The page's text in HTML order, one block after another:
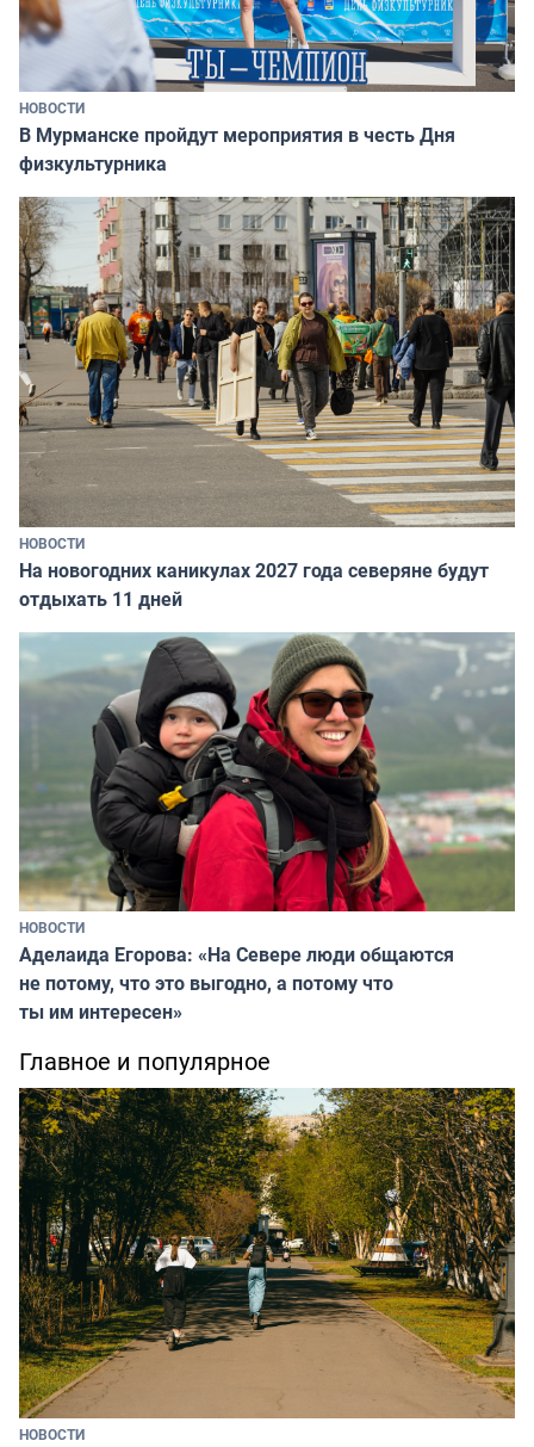
НОВОСТИ
В Мурманске пройдут мероприятия в честь Дня
физкультурника
НОВОСТИ
На новогодних каникулах 2027 года северяне будут
отдыхать 11 дней
НОВОСТИ
Аделаида Егорова: «На Севере люди общаются
не потому, что это выгодно, а потому что
ты им интересен»
Главное и популярное
НОВОСТИ